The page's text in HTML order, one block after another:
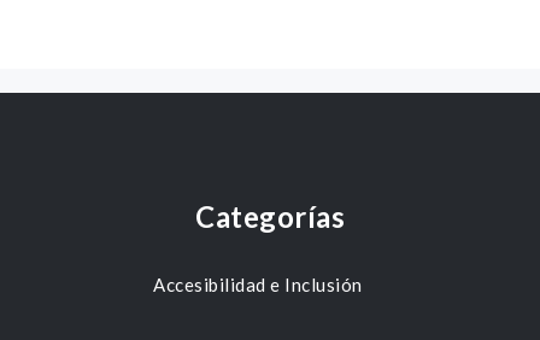
Categorías
Accesibilidad e Inclusión